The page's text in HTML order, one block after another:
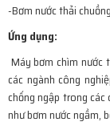
-Bơm nước thải
Ứng dụng:
Máy bơm chìm nước
các ngành công
chống ngập trong các
như bơm nước ngầm,